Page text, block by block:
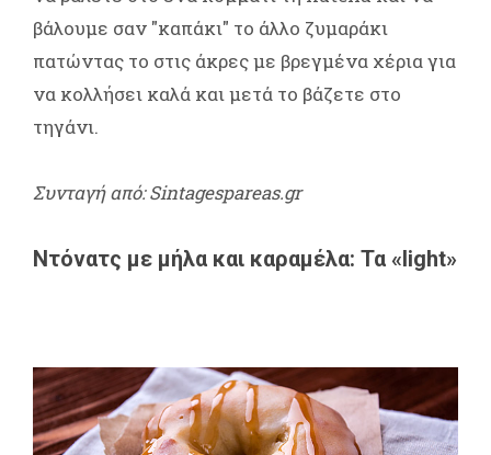
βάλουμε σαν "καπάκι" το άλλο ζυμαράκι
πατώντας το στις άκρες με βρεγμένα χέρια για
να κολλήσει καλά και μετά το βάζετε στο
τηγάνι.
Συνταγή από: Sintagespareas.gr
Ντόνατς με μήλα και καραμέλα: Τα «light»